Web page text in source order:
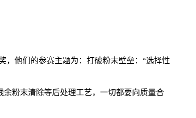
他们的参赛主题为：打破粉末壁垒：“选择性
粉末清除等后处理工艺，一切都要向质量合